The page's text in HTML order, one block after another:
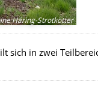
Häring-Strotkötter
sich in zwei